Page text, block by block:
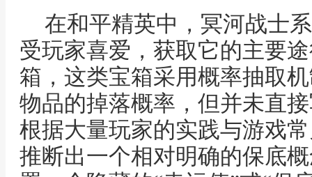
在和平精英中，冥河战士
受玩家喜爱，获取它的主要
箱，这类宝箱采用概率抽取
物品的掉落概率，但并未直
根据大量玩家的实践与游戏
推断出一个相对明确的保底